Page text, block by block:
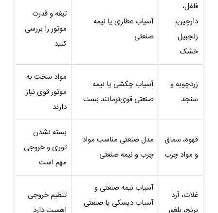
فلفل،
دارچین،
زنجبیل
خشک
آسیاب عطاری یا نیمه
صنعتی
تیغه و قدرت
موتور را بررسی
کنید
زردچوبه و
سنجد
آسیاب چکشی یا نیمه
صنعتی قوی‌ترمانند بست
مواد سخت به
موتور قوی نیاز
دارند
قهوه، سماق
و مواد چرب
مدل صنعتی مناسب مواد
چرب و نیمه صنعتی
بسته نشدن
توری و خروجی
مهم است
غلات، آرد
برنج، بلغور
آسیاب نیمه صنعتی و
آسیاب دیسکی یا صنعتی
تنظیم خروجی
اهمیت دارد